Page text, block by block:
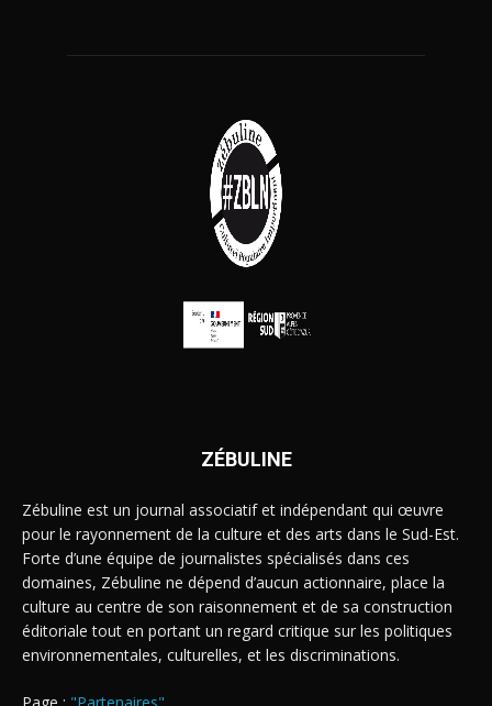
ZÉBULINE
Zébuline est un journal associatif et indépendant qui œuvre
pour le rayonnement de la culture et des arts dans le Sud-Est.
Forte d’une équipe de journalistes spécialisés dans ces
domaines, Zébuline ne dépend d’aucun actionnaire, place la
culture au centre de son raisonnement et de sa construction
éditoriale tout en portant un regard critique sur les politiques
environnementales, culturelles, et les discriminations.